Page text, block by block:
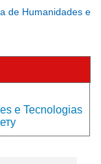
de Humanidades e
e Tecnologias